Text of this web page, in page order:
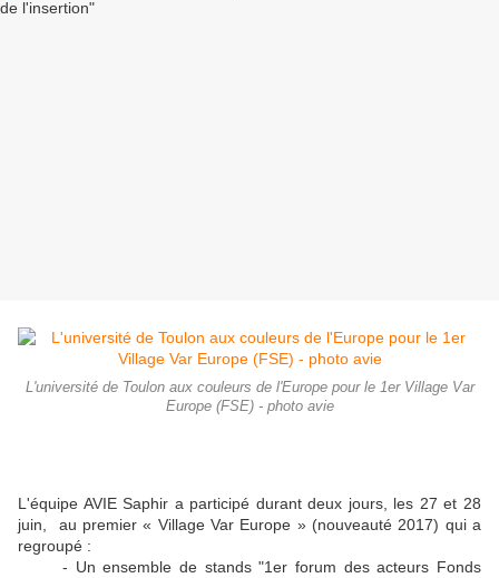
L'université de Toulon aux couleurs de l'Europe pour le 1er Village Var
Europe (FSE) - photo avie
L'équipe AVIE Saphir a participé durant deux jours, les 27 et 28
juin, au premier « Village Var Europe » (nouveauté 2017) qui a
regroupé :
- Un ensemble de stands "1er forum des acteurs Fonds